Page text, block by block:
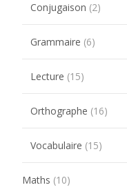
Conjugaison (2)
Grammaire (6)
Lecture (15)
Orthographe (16)
Vocabulaire (15)
Maths (10)